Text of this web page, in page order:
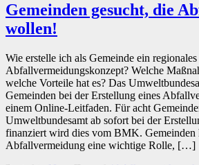
Gemeinden gesucht, die
wollen!
Wie erstelle ich als Gemeinde ein regionales
Abfallvermeidungskonzept? Welche
welche Vorteile hat es? Das
Gemeinden bei der Erstellung eines
einem Online-Leitfaden. Für acht
Umweltbundesamt ab sofort bei der
finanziert wird dies vom BMK. Gemeinden
Abfallvermeidung eine wichtige Rolle, […]